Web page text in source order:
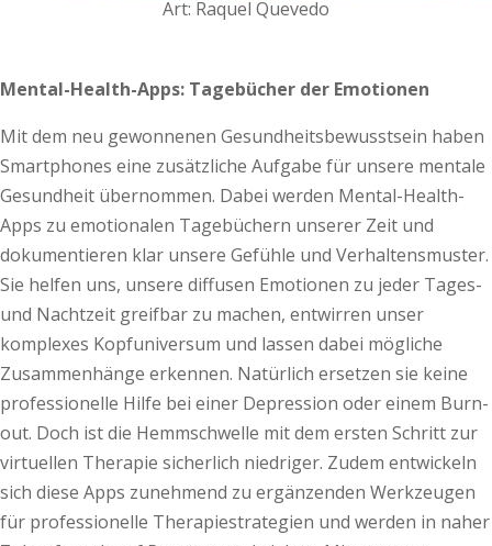
Art: Raquel Quevedo
Mental-Health-Apps: Tagebücher der Emotionen
Mit dem neu gewonnenen Gesundheitsbewusstsein haben
Smartphones eine zusätzliche Aufgabe für unsere mentale
Gesundheit übernommen. Dabei werden Mental-Health-
Apps zu emotionalen Tagebüchern unserer Zeit und
dokumentieren klar unsere Gefühle und Verhaltensmuster.
Sie helfen uns, unsere diffusen Emotionen zu jeder Tages-
und Nachtzeit greifbar zu machen, entwirren unser
komplexes Kopfuniversum und lassen dabei mögliche
Zusammenhänge erkennen. Natürlich ersetzen sie keine
professionelle Hilfe bei einer Depression oder einem Burn-
out. Doch ist die Hemmschwelle mit dem ersten Schritt zur
virtuellen Therapie sicherlich niedriger. Zudem entwickeln
sich diese Apps zunehmend zu ergänzenden Werkzeugen
für professionelle Therapiestrategien und werden in naher